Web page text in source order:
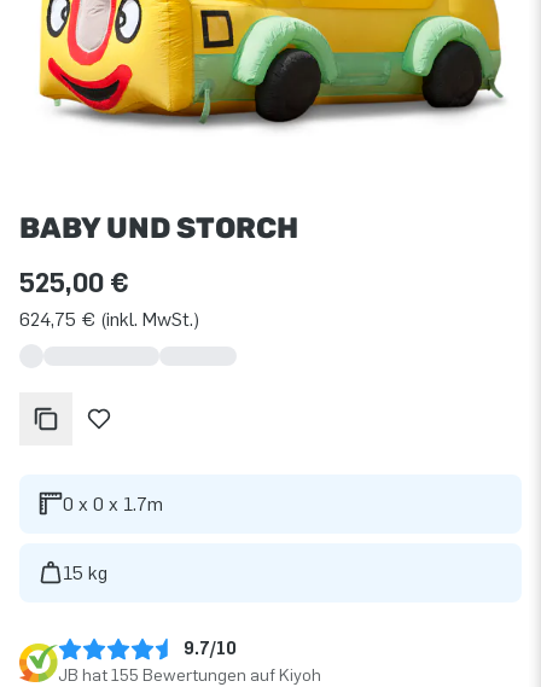
BABY UND STORCH
525,00 €
624,75 € (inkl. MwSt.)
0 x 0 x 1.7m
15 kg
9.7/10
JB hat 155 Bewertungen auf Kiyoh